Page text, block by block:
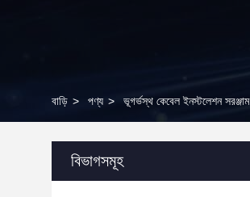
বাড়ি > পণ্য > ভূগর্ভস্থ কেবেল ইনস্টলেশন সরঞ্জাম
বিভাগসমূহ